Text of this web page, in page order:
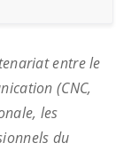
entre le
(CNC,
les
du